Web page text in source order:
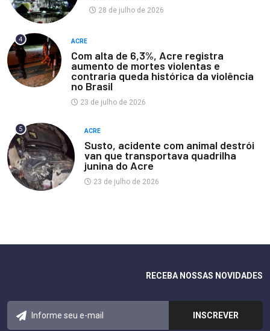
28 de julho de 2026
4 ACRE
Com alta de 6,3%, Acre registra
aumento de mortes violentas e
contraria queda histórica da violência
no Brasil
23 de julho de 2026
5 ACRE
Susto, acidente com animal destrói
van que transportava quadrilha
junina do Acre
23 de julho de 2026
RECEBA NOSSAS NOVIDADES